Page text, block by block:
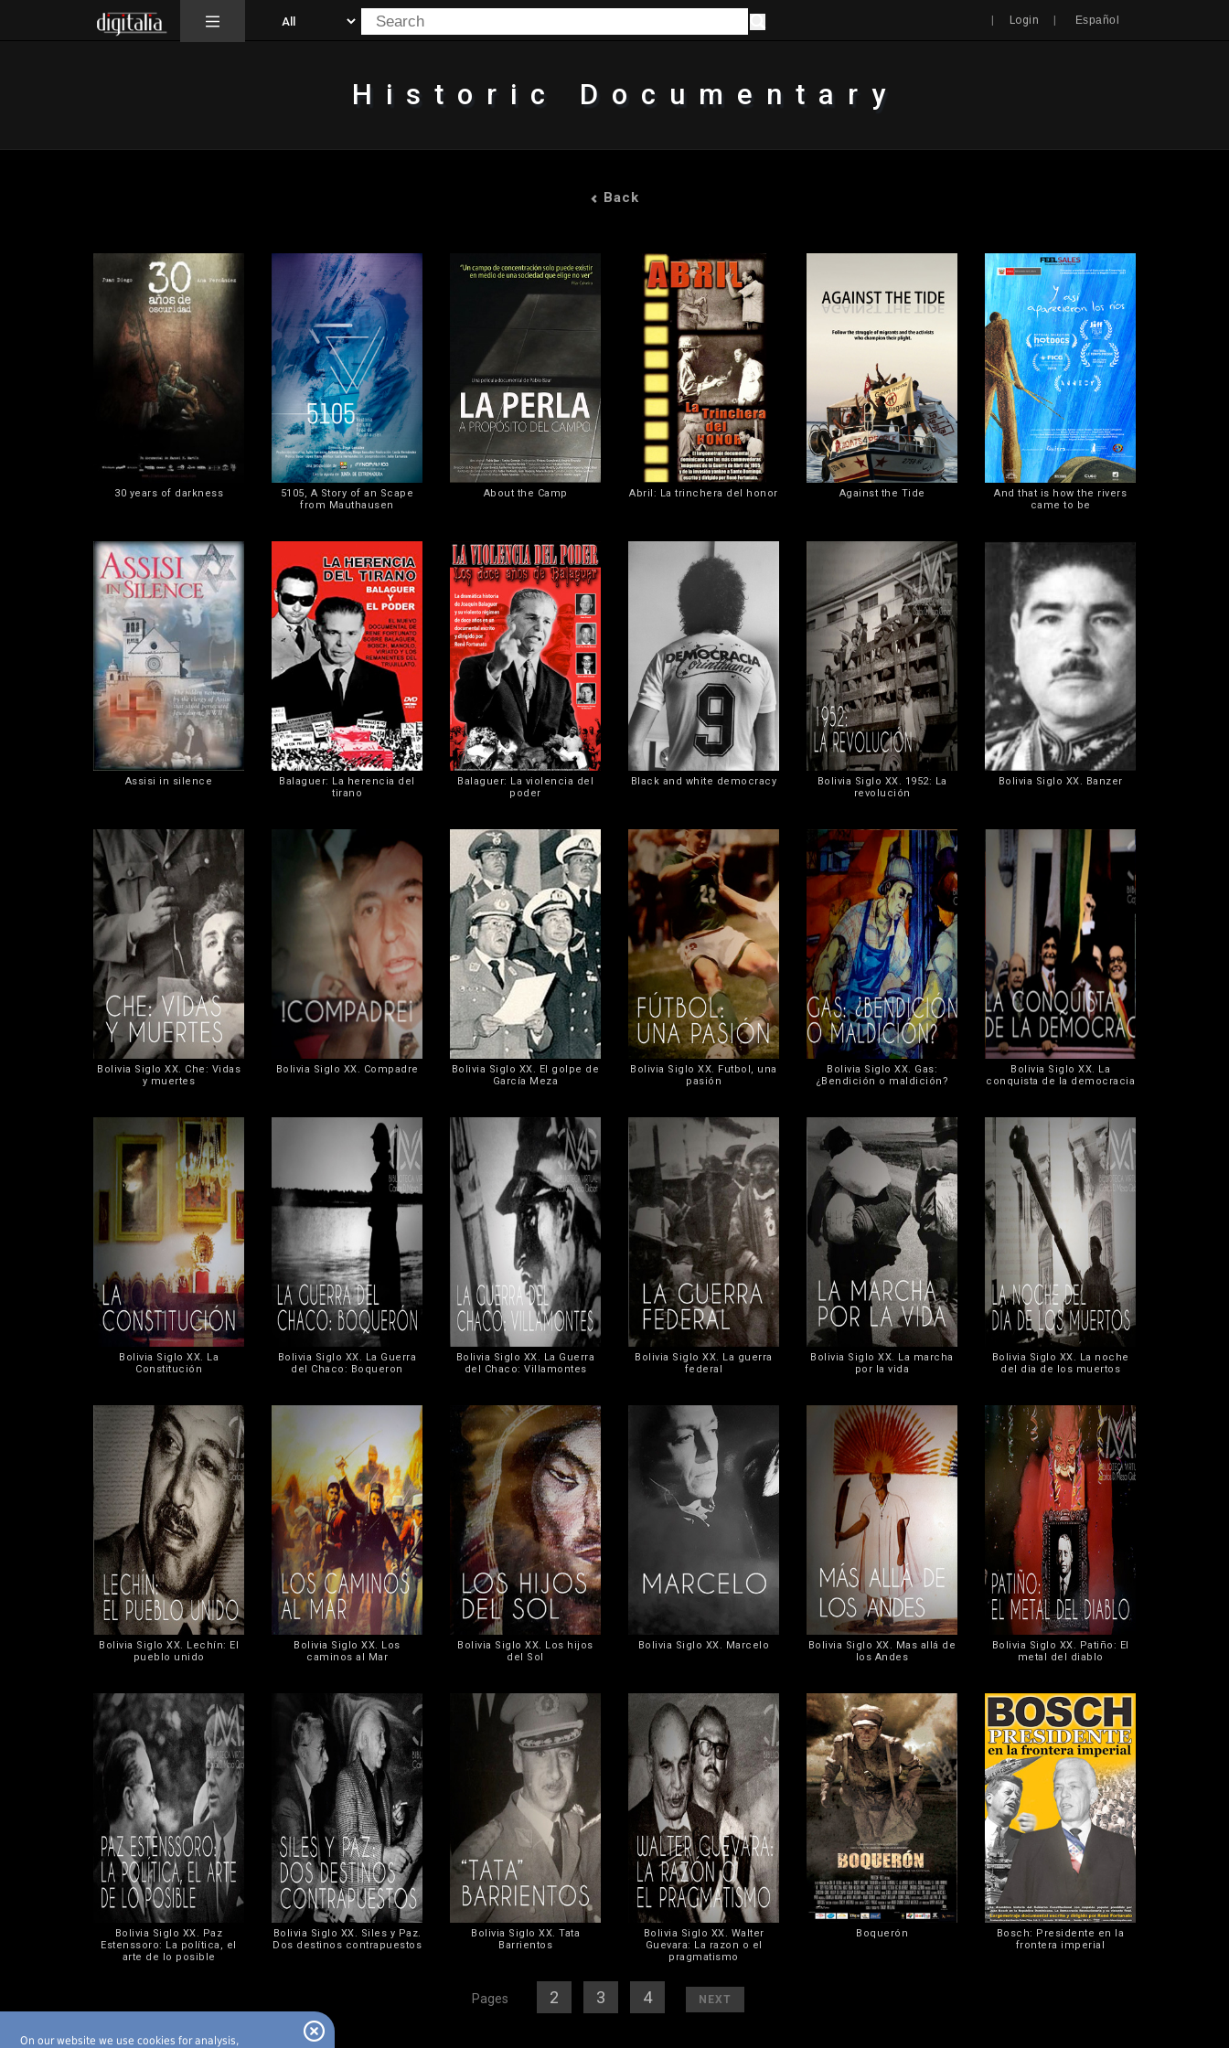
On our website we use cookies for analysis,
| Login | Español
Historic Documentary
Back
30 years of darkness
5105, A Story of an Scape
from Mauthausen
About the Camp Abril: La trinchera del honor Against the Tide
And that is how the rivers
came to be
Assisi in silence
Balaguer: La herencia del
tirano
Balaguer: La violencia del
poder
Black and white democracy
Bolivia Siglo XX. 1952: La
revolución
Bolivia Siglo XX. Banzer
Bolivia Siglo XX. Che: Vidas
y muertes
Bolivia Siglo XX. Compadre
Bolivia Siglo XX. El golpe de
García Meza
Bolivia Siglo XX. Futbol, una
pasión
Bolivia Siglo XX. Gas:
¿Bendición o maldición?
Bolivia Siglo XX. La
conquista de la democracia
Bolivia Siglo XX. La
Constitución
Bolivia Siglo XX. La Guerra
del Chaco: Boqueron
Bolivia Siglo XX. La Guerra
del Chaco: Villamontes
Bolivia Siglo XX. La guerra
federal
Bolivia Siglo XX. La marcha
por la vida
Bolivia Siglo XX. La noche
del dia de los muertos
Bolivia Siglo XX. Lechín: El
pueblo unido
Bolivia Siglo XX. Los
caminos al Mar
Bolivia Siglo XX. Los hijos
del Sol
Bolivia Siglo XX. Marcelo
Bolivia Siglo XX. Mas allá de
los Andes
Bolivia Siglo XX. Patiño: El
metal del diablo
Bolivia Siglo XX. Paz
Estenssoro: La política, el
arte de lo posible
Bolivia Siglo XX. Siles y Paz.
Dos destinos contrapuestos
Bolivia Siglo XX. Tata
Barrientos
Bolivia Siglo XX. Walter
Guevara: La razon o el
pragmatismo
Boquerón
Bosch: Presidente en la
frontera imperial
Pages 2 3 4 NEXT